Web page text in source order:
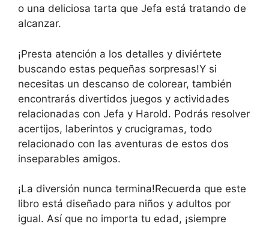
o una deliciosa tarta que Jefa está tratando de
alcanzar.
¡Presta atención a los detalles y diviértete
buscando estas pequeñas sorpresas!Y si
necesitas un descanso de colorear, también
encontrarás divertidos juegos y actividades
relacionadas con Jefa y Harold. Podrás resolver
acertijos, laberintos y crucigramas, todo
relacionado con las aventuras de estos dos
inseparables amigos.
¡La diversión nunca termina!Recuerda que este
libro está diseñado para niños y adultos por
igual. Así que no importa tu edad, ¡siempre